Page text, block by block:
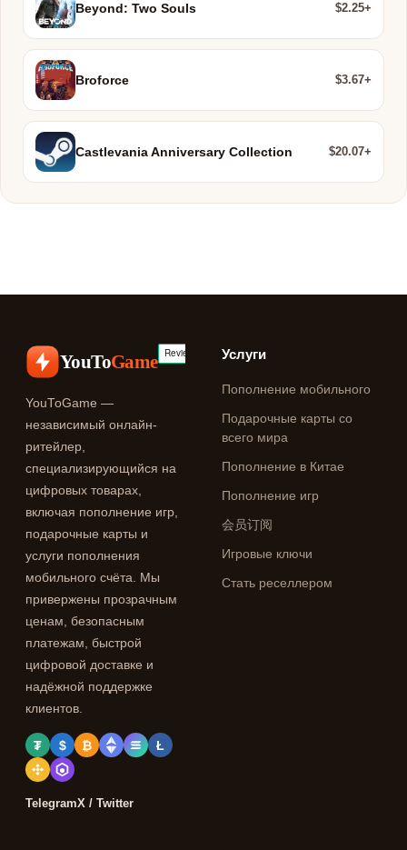
Beyond: Two Souls $2.25+
Broforce $3.67+
Castlevania Anniversary Collection $20.07+
YouToGame
YouToGame —
независимый онлайн-
ритейлер,
специализирующийся на
цифровых товарах,
включая пополнение игр,
подарочные карты и
услуги пополнения
мобильного счёта. Мы
привержены прозрачным
ценам, безопасным
платежам, быстрой
цифровой доставке и
надёжной поддержке
клиентов.
₮ $ ₿ Ł
TelegramX / Twitter
Услуги
Пополнение мобильного
Подарочные карты со
всего мира
Пополнение в Китае
Пополнение игр
会员订阅
Игровые ключи
Стать реселлером